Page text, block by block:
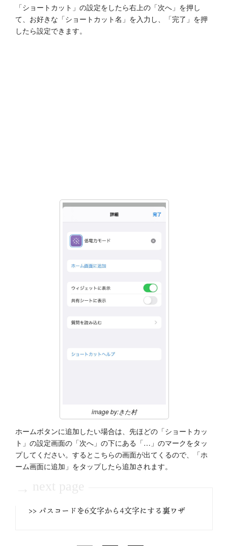
「ショートカット」の設定をしたら右上の「次へ」を押し
て、お好きな「ショートカット名」を入力し、「完了」を押
したら設定できます。
image by:きた村
ホームボタンに追加したい場合は、先ほどの「ショートカッ
ト」の設定画面の「次へ」の下にある「…」のマークをタッ
プしてください。するとこちらの画面が出てくるので、「ホ
ーム画面に追加」をタップしたら追加されます。
>> パスコードを6文字から4文字にする裏ワザ